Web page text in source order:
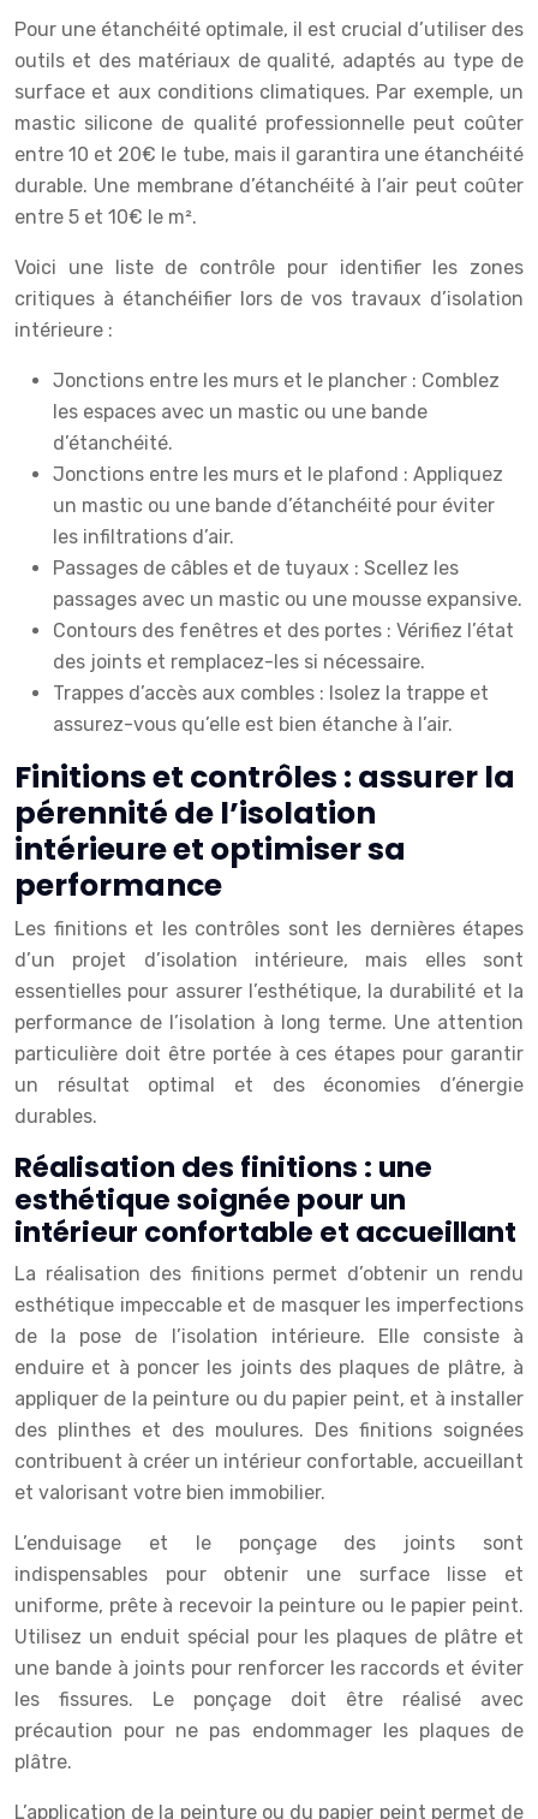
Pour une étanchéité optimale, il est crucial d’utiliser des
outils et des matériaux de qualité, adaptés au type de
surface et aux conditions climatiques. Par exemple, un
mastic silicone de qualité professionnelle peut coûter
entre 10 et 20€ le tube, mais il garantira une étanchéité
durable. Une membrane d’étanchéité à l’air peut coûter
entre 5 et 10€ le m².
Voici une liste de contrôle pour identifier les zones
critiques à étanchéifier lors de vos travaux d’isolation
intérieure :
Jonctions entre les murs et le plancher : Comblez
les espaces avec un mastic ou une bande
d’étanchéité.
Jonctions entre les murs et le plafond : Appliquez
un mastic ou une bande d’étanchéité pour éviter
les infiltrations d’air.
Passages de câbles et de tuyaux : Scellez les
passages avec un mastic ou une mousse expansive.
Contours des fenêtres et des portes : Vérifiez l’état
des joints et remplacez-les si nécessaire.
Trappes d’accès aux combles : Isolez la trappe et
assurez-vous qu’elle est bien étanche à l’air.
Finitions et contrôles : assurer la
pérennité de l’isolation
intérieure et optimiser sa
performance
Les finitions et les contrôles sont les dernières étapes
d’un projet d’isolation intérieure, mais elles sont
essentielles pour assurer l’esthétique, la durabilité et la
performance de l’isolation à long terme. Une attention
particulière doit être portée à ces étapes pour garantir
un résultat optimal et des économies d’énergie
durables.
Réalisation des finitions : une
esthétique soignée pour un
intérieur confortable et accueillant
La réalisation des finitions permet d’obtenir un rendu
esthétique impeccable et de masquer les imperfections
de la pose de l’isolation intérieure. Elle consiste à
enduire et à poncer les joints des plaques de plâtre, à
appliquer de la peinture ou du papier peint, et à installer
des plinthes et des moulures. Des finitions soignées
contribuent à créer un intérieur confortable, accueillant
et valorisant votre bien immobilier.
L’enduisage et le ponçage des joints sont
indispensables pour obtenir une surface lisse et
uniforme, prête à recevoir la peinture ou le papier peint.
Utilisez un enduit spécial pour les plaques de plâtre et
une bande à joints pour renforcer les raccords et éviter
les fissures. Le ponçage doit être réalisé avec
précaution pour ne pas endommager les plaques de
plâtre.
L’application de la peinture ou du papier peint permet de